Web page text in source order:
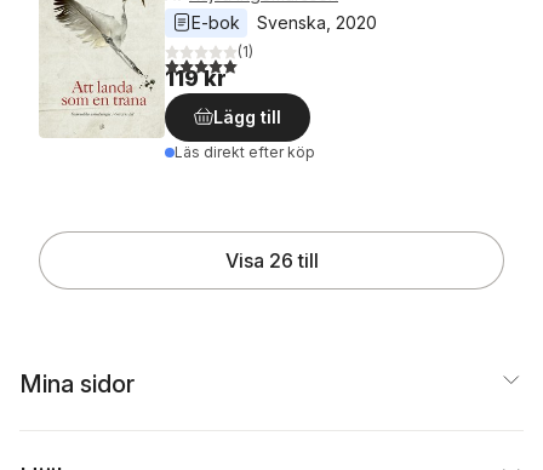
E-bok
Svenska 2020
5,0utav 5 stjärnor. Totalt antal röster:
(1)
119 kr
Lägg till
Läs direkt efter köp
Visa 26 till
Mina sidor